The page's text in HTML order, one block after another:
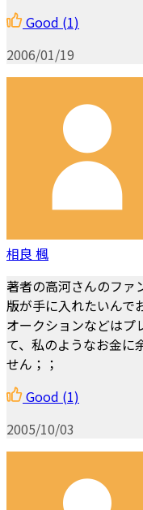
Good (1)
2006/01/19
相良 楓
著者の高河さんのファ
版が手に入れたいんで
オークションなどはプ
て、私のようなお金に
せん；；
Good (1)
2005/10/03